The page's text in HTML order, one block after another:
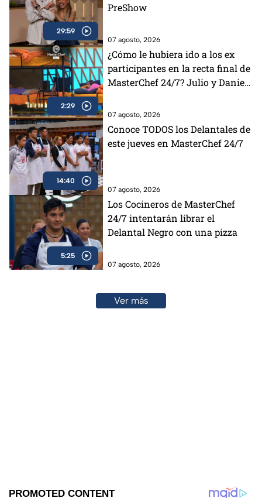
29:59
PreShow
07 agosto, 2026
2:29
¿Cómo le hubiera ido a los ex
participantes en la recta final de
MasterChef 24/7? Julio y Daniela
07 agosto, 2026
14:40
Conoce TODOS los Delantales de
este jueves en MasterChef 24/7
07 agosto, 2026
5:25
Los Cocineros de MasterChef
24/7 intentarán librar el
Delantal Negro con una pizza
07 agosto, 2026
Ver más